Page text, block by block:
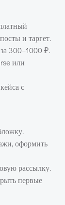
и таргет.
300–1000 ₽.
или
с
оформить
рассылку.
первые